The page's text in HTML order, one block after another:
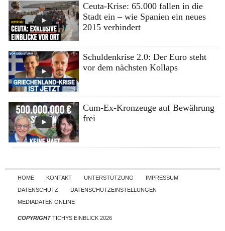
Ceuta-Krise: 65.000 fallen in die
Stadt ein – wie Spanien ein neues
2015 verhindert
Schuldenkrise 2.0: Der Euro steht
vor dem nächsten Kollaps
Cum-Ex-Kronzeuge auf Bewährung
frei
Skip to content
HOME KONTAKT UNTERSTÜTZUNG
IMPRESSUM
DATENSCHUTZ
DATENSCHUTZEINSTELLUNGEN
MEDIADATEN ONLINE
COPYRIGHTTICHYS EINBLICK 2026